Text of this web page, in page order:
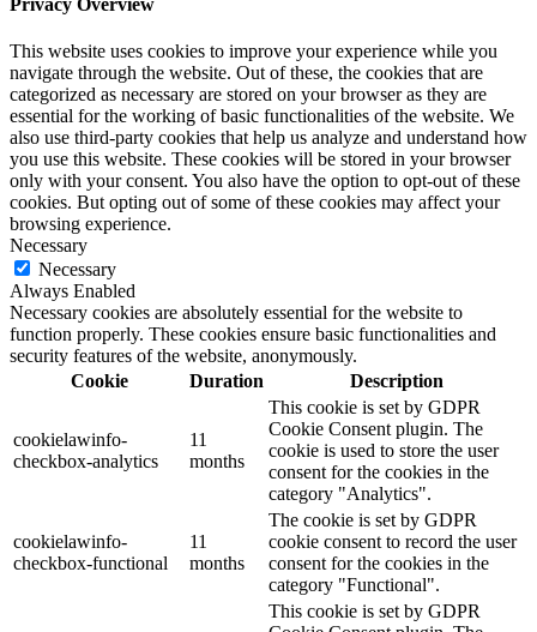
Privacy Overview
This website uses cookies to improve your experience while you
navigate through the website. Out of these, the cookies that are
categorized as necessary are stored on your browser as they are
essential for the working of basic functionalities of the website. We
also use third-party cookies that help us analyze and understand how
you use this website. These cookies will be stored in your browser
only with your consent. You also have the option to opt-out of these
cookies. But opting out of some of these cookies may affect your
browsing experience.
Necessary
Necessary
Always Enabled
Necessary cookies are absolutely essential for the website to
function properly. These cookies ensure basic functionalities and
security features of the website, anonymously.
Cookie
Duration Description
cookielawinfo-
checkbox-analytics
11
months
This cookie is set by GDPR
Cookie Consent plugin. The
cookie is used to store the user
consent for the cookies in the
category "Analytics".
cookielawinfo-
checkbox-functional
11
months
The cookie is set by GDPR
cookie consent to record the user
consent for the cookies in the
category "Functional".
This cookie is set by GDPR